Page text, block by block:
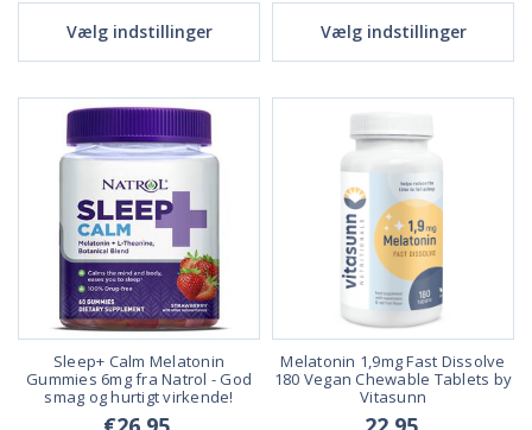
Vælg indstillinger Vælg indstillinger
Sleep+ Calm Melatonin
Gummies 6mg fra Natrol - God
smag og hurtigt virkende!
Melatonin 1,9mg Fast Dissolve
180 Vegan Chewable Tablets by
Vitasunn